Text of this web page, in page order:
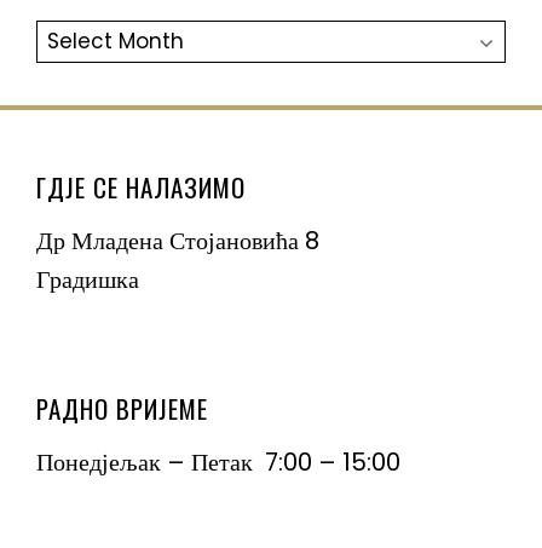
АРХИВА
ГДЈЕ СЕ НАЛАЗИМО
Др Младена Стојановића 8
Градишка
РАДНО ВРИЈЕМЕ
Понедјељак – Петак 7:00 – 15:00